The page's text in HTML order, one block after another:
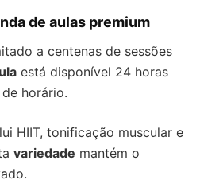
de aulas premium
a centenas de sessões
está disponível 24 horas
horário.
HIIT, tonificação muscular e
variedade mantém o